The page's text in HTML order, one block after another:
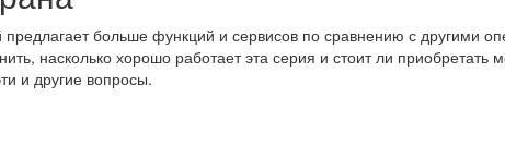
предлагает больше функций и сервисов по сравнению с другими
насколько хорошо работает эта серия и стоит ли
и другие вопросы.